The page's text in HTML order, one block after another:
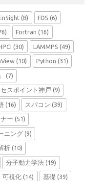
(8) FDS (6)
Fortran (16)
(30) LAMMPS (49)
(10) Python (31)
(7)
スポイント神戸 (9)
(16) スパコン (39)
ー (51)
ニング(9)
析(10)
分子動力学法 (19)
可視化 (14) 基礎 (39)